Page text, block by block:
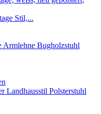
Stil,...
Bugholzstuhl
Polsterstuhl